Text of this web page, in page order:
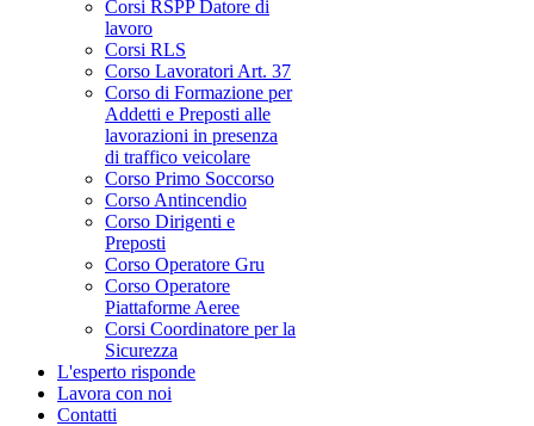
Corsi RSPP Datore di
lavoro
Corsi RLS
Corso Lavoratori Art. 37
Corso di Formazione per
Addetti e Preposti alle
lavorazioni in presenza
di traffico veicolare
Corso Primo Soccorso
Corso Antincendio
Corso Dirigenti e
Preposti
Corso Operatore Gru
Corso Operatore
Piattaforme Aeree
Corsi Coordinatore per la
Sicurezza
L'esperto risponde
Lavora con noi
Contatti